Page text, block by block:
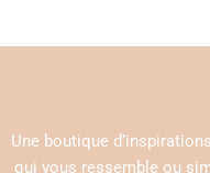
Une boutique
qui vous ressemble ou